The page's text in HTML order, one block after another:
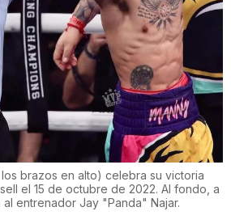
brazos en alto) celebra su victoria
el 15 de octubre de 2022. Al fondo, a
entrenador Jay "Panda" Najar.